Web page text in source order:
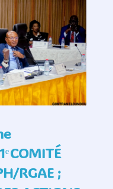
COMITÉ
RGAE ;